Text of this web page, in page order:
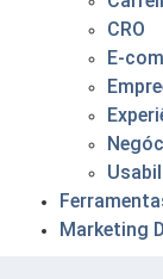
CRO
E-
Marketing